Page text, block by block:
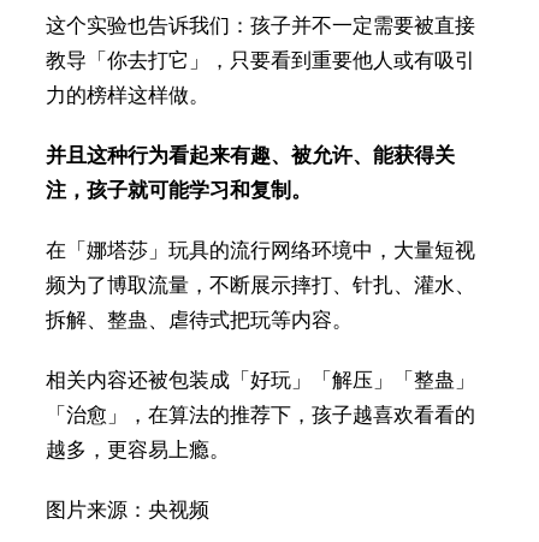
这个实验也告诉我们：孩子并不一定需要被直接
教导「你去打它」，只要看到重要他人或有吸引
力的榜样这样做。
并且这种行为看起来有趣、被允许、能获得关
注，孩子就可能学习和复制。
在「娜塔莎」玩具的流行网络环境中，大量短视
频为了博取流量，不断展示摔打、针扎、灌水、
拆解、整蛊、虐待式把玩等内容。
相关内容还被包装成「好玩」「解压」「整蛊」
「治愈」，在算法的推荐下，孩子越喜欢看看的
越多，更容易上瘾。
图片来源：央视频